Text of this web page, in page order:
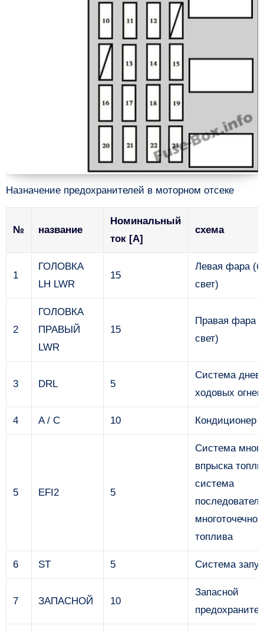
Назначение предохранителей в моторном отсеке
№ название
Номинальный
ток [A]
схема
1
ГОЛОВКА
LH LWR
15
Левая фара
свет)
2
ГОЛОВКА
ПРАВЫЙ
LWR
15
Правая фара
свет)
3 DRL 5
Система
ходовых огней
4 A / C 10 Кондиционер
5 EFI2 5
Система
впрыска
система
топлива
6 ST 5 Система
7 ЗАПАСНОЙ 10
Запасной